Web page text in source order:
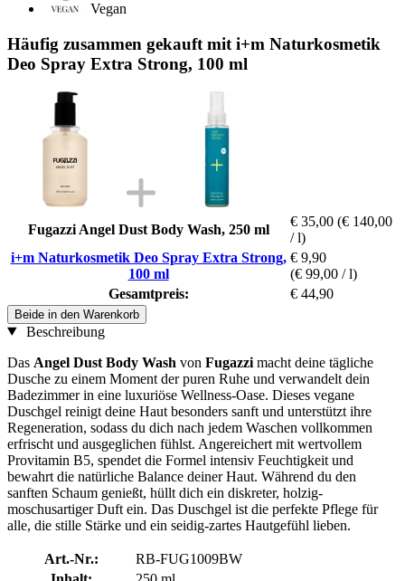
Vegan
Häufig zusammen gekauft mit i+m Naturkosmetik
Deo Spray Extra Strong, 100 ml
Fugazzi Angel Dust Body Wash, 250 ml
€ 35,00 (€ 140,00
/ l)
i+m Naturkosmetik Deo Spray Extra Strong,
100 ml
€ 9,90
(€ 99,00 / l)
Gesamtpreis:
€ 44,90
Beide in den Warenkorb
Beschreibung
Das Angel Dust Body Wash von Fugazzi macht deine tägliche
Dusche zu einem Moment der puren Ruhe und verwandelt dein
Badezimmer in eine luxuriöse Wellness-Oase. Dieses vegane
Duschgel reinigt deine Haut besonders sanft und unterstützt ihre
Regeneration, sodass du dich nach jedem Waschen vollkommen
erfrischt und ausgeglichen fühlst. Angereichert mit wertvollem
Provitamin B5, spendet die Formel intensiv Feuchtigkeit und
bewahrt die natürliche Balance deiner Haut. Während du den
sanften Schaum genießt, hüllt dich ein diskreter, holzig-
moschusartiger Duft ein. Das Duschgel ist die perfekte Pflege für
alle, die stille Stärke und ein seidig-zartes Hautgefühl lieben.
Art.-Nr.:
RB-FUG1009BW